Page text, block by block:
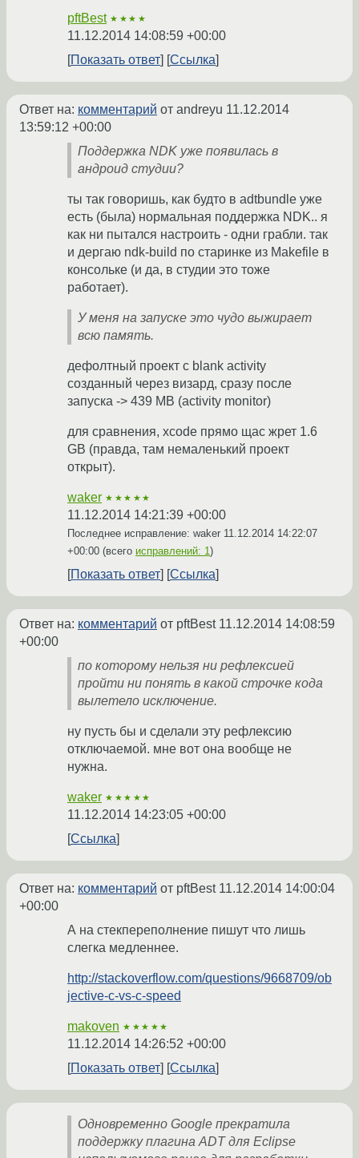
pftBest ★★★★
11.12.2014 14:08:59 +00:00
Показать ответ
Ссылка
Ответ на: комментарий от andreyu 11.12.2014
13:59:12 +00:00
Поддержка NDK уже появилась в
андроид студии?
ты так говоришь, как будто в adtbundle уже
есть (была) нормальная поддержка NDK.. я
как ни пытался настроить - одни грабли. так
и дергаю ndk-build по старинке из Makefile в
консольке (и да, в студии это тоже
работает).
У меня на запуске это чудо выжирает
всю память.
дефолтный проект с blank activity
созданный через визард, сразу после
запуска -> 439 MB (activity monitor)
для сравнения, xcode прямо щас жрет 1.6
GB (правда, там немаленький проект
открыт).
waker ★★★★★
11.12.2014 14:21:39 +00:00
Последнее исправление: waker 11.12.2014 14:22:07
+00:00 (всего исправлений: 1)
Показать ответ Ссылка
Ответ на: комментарий от pftBest 11.12.2014 14:08:59
+00:00
по которому нельзя ни рефлексией
пройти ни понять в какой строчке кода
вылетело исключение.
ну пусть бы и сделали эту рефлексию
отключаемой. мне вот она вообще не
нужна.
waker ★★★★★
11.12.2014 14:23:05 +00:00
Ссылка
Ответ на: комментарий от pftBest 11.12.2014 14:00:04
+00:00
А на стекпереполнение пишут что лишь
слегка медленнее.
http://stackoverflow.com/questions/9668709/ob
jective-c-vs-c-speed
makoven ★★★★★
11.12.2014 14:26:52 +00:00
Показать ответ
Ссылка
Одновременно Google прекратила
поддержку плагина ADT для Eclipse